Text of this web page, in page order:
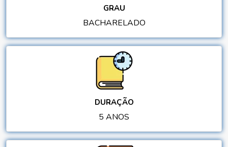
GRAU
BACHARELADO
DURAÇÃO
5 ANOS